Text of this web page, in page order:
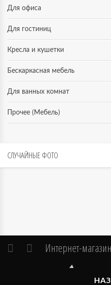
Для офиса
Для гостиниц
Кресла и кушетки
Бескаркасная мебель
Для ванных комнат
Прочее (Мебель)
СЛУЧАЙНЫЕФОТО
Интернет-